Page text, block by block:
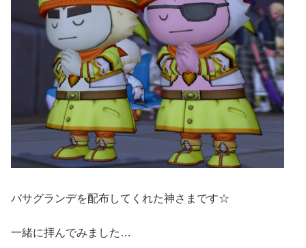
バサグランデを配布してくれた神さまです☆
一緒に拝んでみました…